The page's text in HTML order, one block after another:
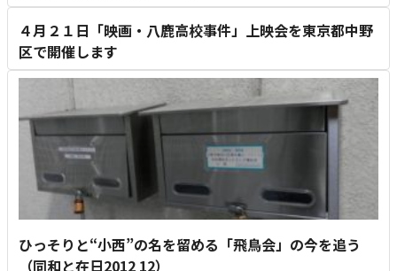
４月２１日「映画・八鹿高校事件」上映会を東京都中野
区で開催します
ひっそりと“小西”の名を留める「飛鳥会」の今を追う
（同和と在日2012 12）